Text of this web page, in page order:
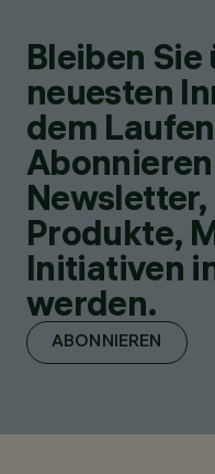
Bleiben
neuesten
dem
Produkte,
Initiativen
werden.
ABONNIEREN